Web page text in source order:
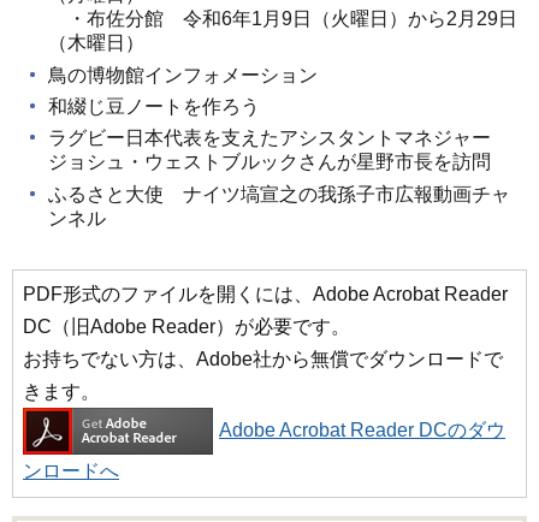
・布佐分館 令和6年1月9日（火曜日）から2月29日
（木曜日）
鳥の博物館インフォメーション
和綴じ豆ノートを作ろう
ラグビー日本代表を支えたアシスタントマネジャー
ジョシュ・ウェストブルックさんが星野市長を訪問
ふるさと大使 ナイツ塙宣之の我孫子市広報動画チャ
ンネル
PDF形式のファイルを開くには、Adobe Acrobat Reader
DC（旧Adobe Reader）が必要です。
お持ちでない方は、Adobe社から無償でダウンロードで
きます。
Adobe Acrobat Reader DCのダウ
ンロードへ